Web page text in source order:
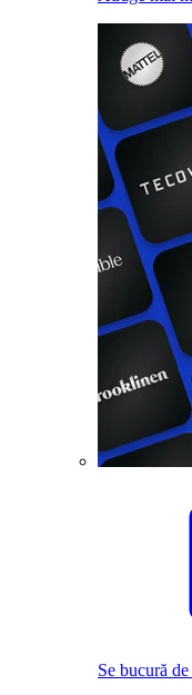
Se bucură